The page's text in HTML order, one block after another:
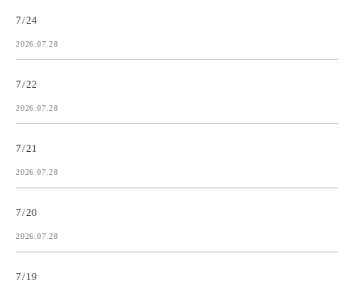
7/24
2026.07.28
7/22
2026.07.28
7/21
2026.07.28
7/20
2026.07.28
7/19